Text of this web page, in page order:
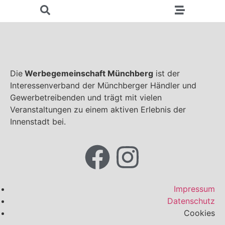
Die Werbegemeinschaft Münchberg ist der
Interessenverband der Münchberger Händler und
Gewerbetreibenden und trägt mit vielen
Veranstaltungen zu einem aktiven Erlebnis der
Innenstadt bei.
Impressum
Datenschutz
Cookies